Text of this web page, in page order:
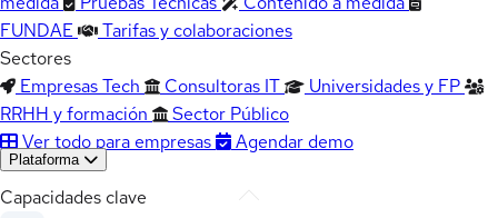
FUNDAE
Tarifas y colaboraciones
Sectores
Empresas Tech
Consultoras IT
Universidades y FP
RRHH y formación
Sector Público
Ver todo para empresas
Agendar demo
Plataforma
Capacidades clave